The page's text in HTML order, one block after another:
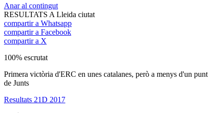
Anar al contingut
RESULTATS A Lleida ciutat
compartir a Whatsapp
compartir a Facebook
compartir a X
100% escrutat
Primera victòria d'ERC en unes catalanes, però a menys d'un punt
de Junts
Resultats 21D 2017